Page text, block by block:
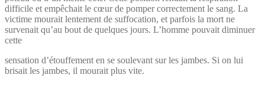
difficile et empêchait le cœur de pomper correctement le sang. La
victime mourait lentement de suffocation, et parfois la mort ne
survenait qu’au bout de quelques jours. L’homme pouvait diminuer
cette
sensation d’étouffement en se soulevant sur les jambes. Si on lui
brisait les jambes, il mourait plus vite.